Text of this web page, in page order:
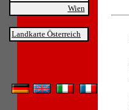
Wien
Landkarte Österreich